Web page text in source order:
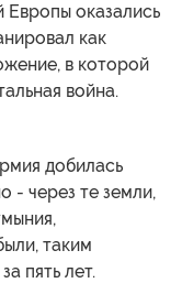
оказались
как
в которой
война.
добилась
- через те земли,
таким
пять лет.